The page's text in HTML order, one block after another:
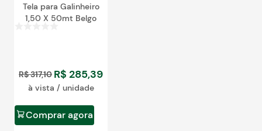
Tela para Galinheiro
1,50 X 50mt Belgo
R$317,10 R$ 285,39
à vista / unidade
Comprar agora